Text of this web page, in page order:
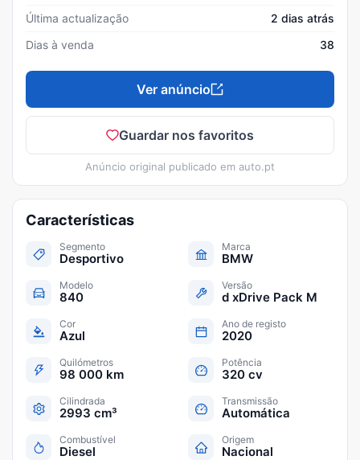
Última actualização
2 dias atrás
Dias à venda
38
Ver anúncio
Guardar nos favoritos
Anúncio original publicado em auto.pt
Características
Segmento
Desportivo
Marca
BMW
Modelo
840
Versão
d xDrive Pack M
Cor
Azul
Ano de registo
2020
Quilómetros
98 000 km
Potência
320 cv
Cilindrada
2993 cm³
Transmissão
Automática
Combustível
Diesel
Origem
Nacional